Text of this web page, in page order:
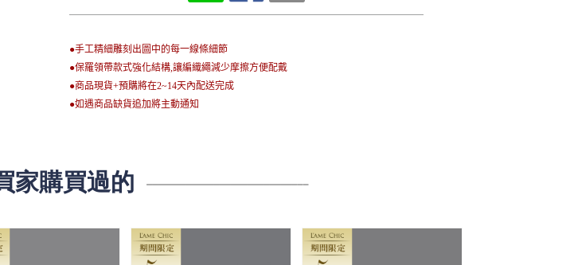
●手工精細雕刻出圖中的每一線條細節
●保羅領帶款式強化結構,讓編織繩減少摩擦方便配戴
●商品現貨+預購將在2~14天內配送完成
●如遇商品缺貨追加將主動通知